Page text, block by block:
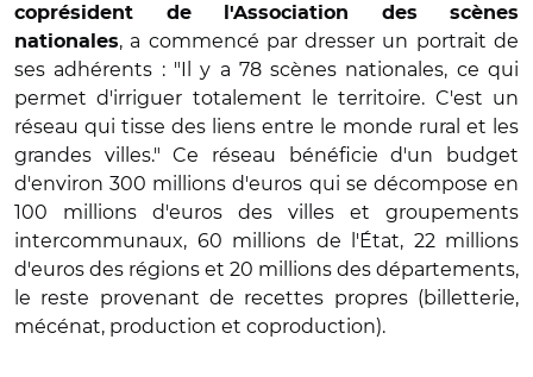
coprésident de l'Association des scènes
nationales, a commencé par dresser un portrait de
ses adhérents : "Il y a 78 scènes nationales, ce qui
permet d'irriguer totalement le territoire. C'est un
réseau qui tisse des liens entre le monde rural et les
grandes villes." Ce réseau bénéficie d'un budget
d'environ 300 millions d'euros qui se décompose en
100 millions d'euros des villes et groupements
intercommunaux, 60 millions de l'État, 22 millions
d'euros des régions et 20 millions des départements,
le reste provenant de recettes propres (billetterie,
mécénat, production et coproduction).